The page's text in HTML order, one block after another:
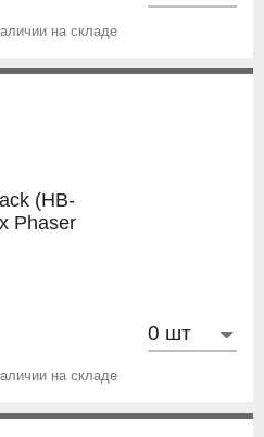
на складе
(HB-
Phaser
на складе